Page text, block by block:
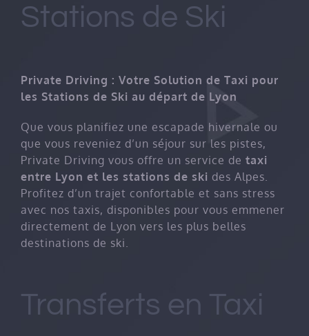
Stations de Ski
Private Driving : Votre Solution de Taxi pour
les Stations de Ski au départ de Lyon
Que vous planifiez une escapade hivernale ou
que vous reveniez d’un séjour sur les pistes,
Private Driving vous offre un service de taxi
entre Lyon et les stations de ski des Alpes.
Profitez d’un trajet confortable et sans stress
avec nos taxis, disponibles pour vous emmener
directement de Lyon vers les plus belles
destinations de ski.
Transferts en Taxi